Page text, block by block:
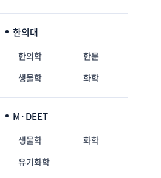
한의대
한의학
한문
생물학
화학
M·DEET
생물학
화학
유기화학